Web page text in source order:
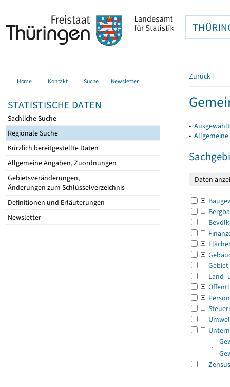
Home Kontakt Suche Newsletter
STATISTISCHE DATEN
Sachliche Suche
Regionale Suche
Kürzlich bereitgestellte Daten
Allgemeine Angaben, Zuordnungen
Gebietsveränderungen,
Änderungen zum Schlüsselverzeichnis
Definitionen und Erläuterungen
Newsletter
Zurück |
▸
▸
Gebiet
Land-
Zensus